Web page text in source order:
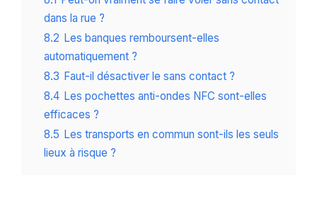
dans la rue ?
8.2 Les banques remboursent-elles
automatiquement ?
8.3 Faut-il désactiver le sans contact ?
8.4 Les pochettes anti-ondes NFC sont-elles
efficaces ?
8.5 Les transports en commun sont-ils les seuls
lieux à risque ?